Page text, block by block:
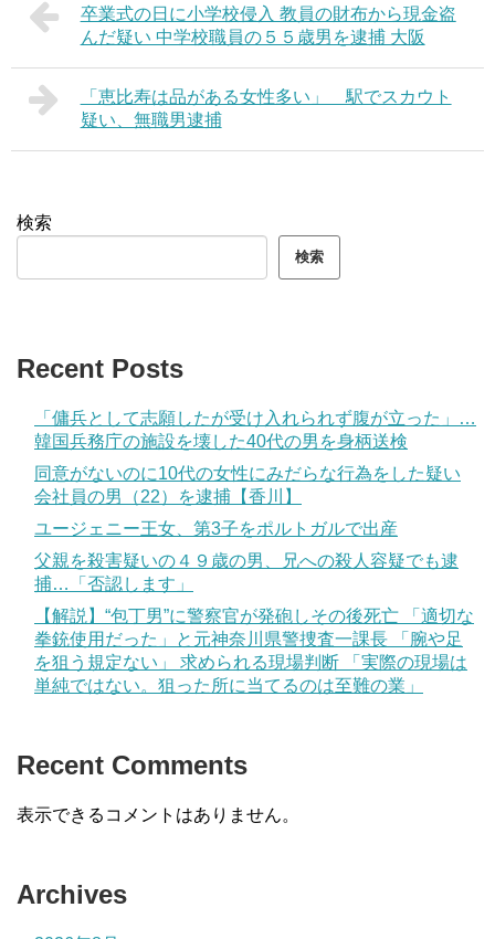
卒業式の日に小学校侵入 教員の財布から現金盗
んだ疑い 中学校職員の５５歳男を逮捕 大阪
「恵比寿は品がある女性多い」 駅でスカウト
疑い、無職男逮捕
検索
検索
Recent Posts
「傭兵として志願したが受け入れられず腹が立った」…
韓国兵務庁の施設を壊した40代の男を身柄送検
同意がないのに10代の女性にみだらな行為をした疑い
会社員の男（22）を逮捕【香川】
ユージェニー王女、第3子をポルトガルで出産
父親を殺害疑いの４９歳の男、兄への殺人容疑でも逮
捕…「否認します」
【解説】“包丁男”に警察官が発砲しその後死亡 「適切な
拳銃使用だった」と元神奈川県警捜査一課長 「腕や足
を狙う規定ない」 求められる現場判断 「実際の現場は
単純ではない。狙った所に当てるのは至難の業」
Recent Comments
表示できるコメントはありません。
Archives